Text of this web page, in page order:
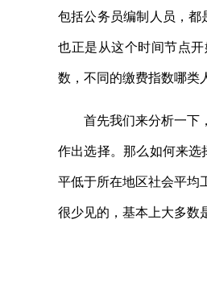
包括公务员编制人员，都
也正是从这个时间节点
数，不同的缴费指数哪类
首先我们来分析一下
作出选择。那么如何来选
平低于所在地区社会平均
很少见的，基本上大多数